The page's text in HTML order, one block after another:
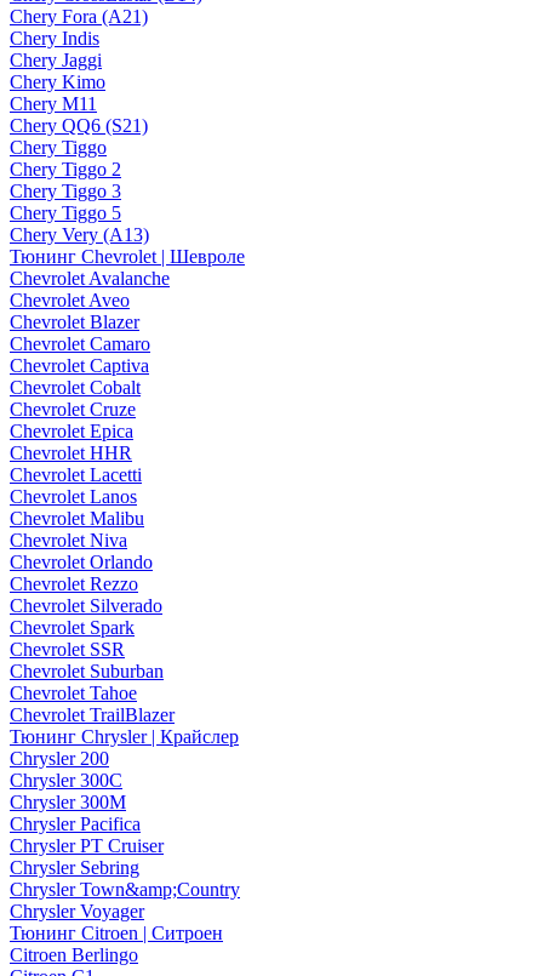
Chery Fora (A21)
Chery Indis
Chery Jaggi
Chery Kimo
Chery M11
Chery QQ6 (S21)
Chery Tiggo
Chery Tiggo 2
Chery Tiggo 3
Chery Tiggo 5
Chery Very (A13)
Тюнинг Chevrolet | Шевроле
Chevrolet Avalanche
Chevrolet Aveo
Chevrolet Blazer
Chevrolet Camaro
Chevrolet Captiva
Chevrolet Cobalt
Chevrolet Cruze
Chevrolet Epica
Chevrolet HHR
Chevrolet Lacetti
Chevrolet Lanos
Chevrolet Malibu
Chevrolet Niva
Chevrolet Orlando
Chevrolet Rezzo
Chevrolet Silverado
Chevrolet Spark
Chevrolet SSR
Chevrolet Suburban
Chevrolet Tahoe
Chevrolet TrailBlazer
Тюнинг Chrysler | Крайслер
Chrysler 200
Chrysler 300C
Chrysler 300M
Chrysler Pacifica
Chrysler PT Cruiser
Chrysler Sebring
Chrysler Town&amp;Country
Chrysler Voyager
Тюнинг Citroen | Ситроен
Citroen Berlingo